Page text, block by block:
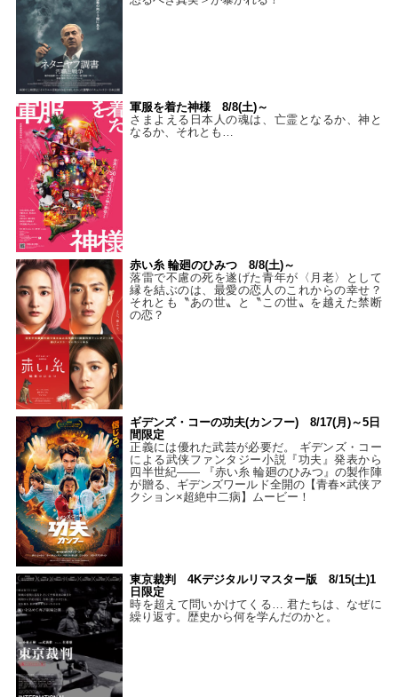
軍服を着た神様 8/8(土)～
さまよえる日本人の魂は、亡霊となるか、神と
なるか、それとも…
赤い糸 輪廻のひみつ 8/8(土)～
落雷で不慮の死を遂げた青年が〈月老〉として
縁を結ぶのは、最愛の恋人のこれからの幸せ？
それとも〝あの世〟と〝この世〟を越えた禁断
の恋？
ギデンズ・コーの功夫(カンフー) 8/17(月)～5日
間限定
正義には優れた武芸が必要だ。 ギデンズ・コー
による武侠ファンタジー小説『功夫』発表から
四半世紀―― 『赤い糸 輪廻のひみつ』の製作陣
が贈る、ギデンズワールド全開の【青春×武侠ア
クション×超絶中二病】ムービー！
東京裁判 4Kデジタルリマスター版 8/15(土)1
日限定
時を超えて問いかけてくる… 君たちは、なぜに
繰り返す。歴史から何を学んだのかと。